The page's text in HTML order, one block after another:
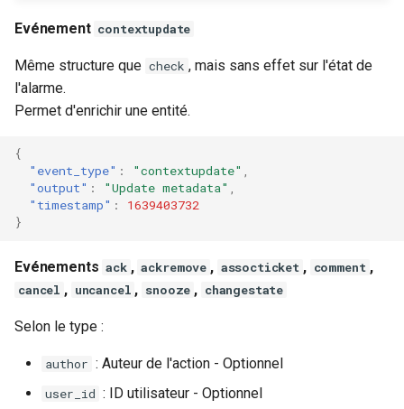
Evénement contextupdate
Même structure que check , mais sans effet sur l'état de
l'alarme.
Permet d'enrichir une entité.
{
"event_type" : "contextupdate" ,
"output" : "Update metadata" ,
"timestamp" :
1639403732
}
Evénements ack , ackremove , assocticket , comment ,
cancel , uncancel , snooze , changestate
Selon le type :
author : Auteur de l'action - Optionnel
user_id : ID utilisateur - Optionnel